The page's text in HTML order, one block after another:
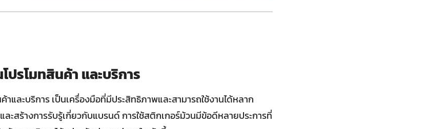
ปรโมทสินค้า และบริการ
าและบริการ เป็นเครื่องมือที่มีประสิทธิภาพและสามารถใช้งานได้หลาก
ละสร้างการรับรู้เกี่ยวกับแบรนด์ การใช้สติกเกอร์ม้วนมีข้อดีหลายประการที่